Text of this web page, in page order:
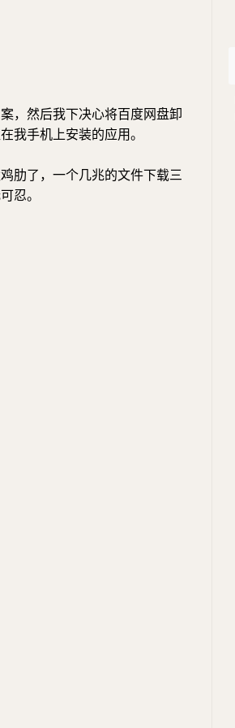
，然后我下决心将百度网盘卸
我手机上安装的应用。
肋了，一个几兆的文件下载三
忍。